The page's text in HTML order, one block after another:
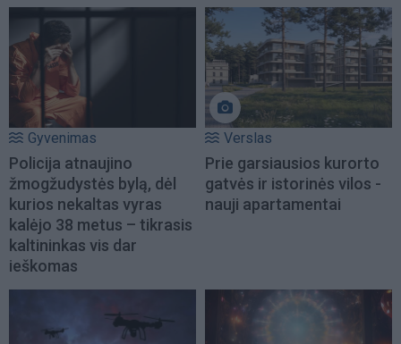
Gyvenimas
Policija atnaujino
žmogžudystės bylą, dėl
kurios nekaltas vyras
kalėjo 38 metus – tikrasis
kaltininkas vis dar
ieškomas
Verslas
Prie garsiausios kurorto
gatvės ir istorinės vilos -
nauji apartamentai